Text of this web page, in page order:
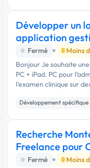
Développer un
application
clinique.
Fermé Moins
Bonjour Je souhaite une application métier paramédical web
PC + iPad. PC pour
l’examen clinique sur
point osseux a 3 états
stru...
Développement spécifique
Recherche
Freelance pour
Vidéos Produits
Fermé Moins